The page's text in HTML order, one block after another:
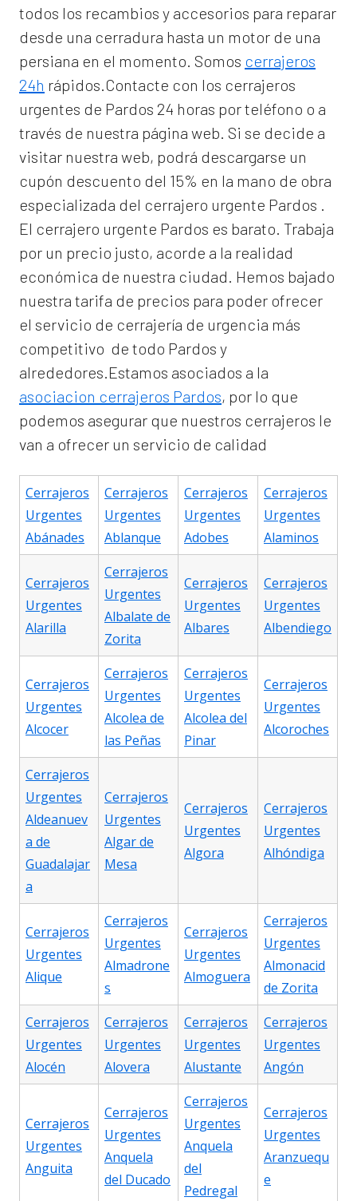
todos los recambios y accesorios para reparar
desde una cerradura hasta un motor de una
persiana en el momento. Somos cerrajeros
24h rápidos.Contacte con los cerrajeros
urgentes de Pardos 24 horas por teléfono o a
través de nuestra página web. Si se decide a
visitar nuestra web, podrá descargarse un
cupón descuento del 15% en la mano de obra
especializada del cerrajero urgente Pardos .
El cerrajero urgente Pardos es barato. Trabaja
por un precio justo, acorde a la realidad
económica de nuestra ciudad. Hemos bajado
nuestra tarifa de precios para poder ofrecer
el servicio de cerrajería de urgencia más
competitivo de todo Pardos y
alrededores.Estamos asociados a la
asociacion cerrajeros Pardos, por lo que
podemos asegurar que nuestros cerrajeros le
van a ofrecer un servicio de calidad
Cerrajeros
Urgentes
Abánades
Cerrajeros
Urgentes
Ablanque
Cerrajeros
Urgentes
Adobes
Cerrajeros
Urgentes
Alaminos
Cerrajeros
Urgentes
Alarilla
Cerrajeros
Urgentes
Albalate de
Zorita
Cerrajeros
Urgentes
Albares
Cerrajeros
Urgentes
Albendiego
Cerrajeros
Urgentes
Alcocer
Cerrajeros
Urgentes
Alcolea de
las Peñas
Cerrajeros
Urgentes
Alcolea del
Pinar
Cerrajeros
Urgentes
Alcoroches
Cerrajeros
Urgentes
Aldeanuev
a de
Guadalajar
a
Cerrajeros
Urgentes
Algar de
Mesa
Cerrajeros
Urgentes
Algora
Cerrajeros
Urgentes
Alhóndiga
Cerrajeros
Urgentes
Alique
Cerrajeros
Urgentes
Almadrone
s
Cerrajeros
Urgentes
Almoguera
Cerrajeros
Urgentes
Almonacid
de Zorita
Cerrajeros
Urgentes
Alocén
Cerrajeros
Urgentes
Alovera
Cerrajeros
Urgentes
Alustante
Cerrajeros
Urgentes
Angón
Cerrajeros
Urgentes
Anguita
Cerrajeros
Urgentes
Anquela
del Ducado
Cerrajeros
Urgentes
Anquela
del
Pedregal
Cerrajeros
Urgentes
Aranzuequ
e